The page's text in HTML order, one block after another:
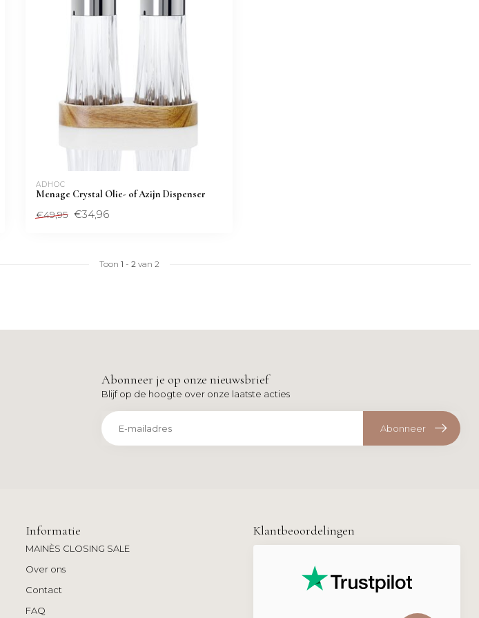
ADHOC
Menage Crystal Olie- of Azijn Dispenser
€49,95 €34,96
Toon 1 - 2van 2
Abonneer je op onze nieuwsbrief
Blijf op de hoogte over onze laatste acties
Abonneer
Informatie
MAINÈS CLOSING SALE
Over ons
Contact
FAQ
Klantbeoordelingen